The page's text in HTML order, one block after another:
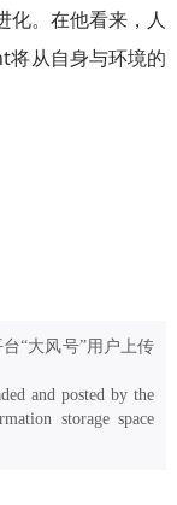
化。在他看来，人
将从自身与环境的
“大风号”用户上传
and posted by the
storage space